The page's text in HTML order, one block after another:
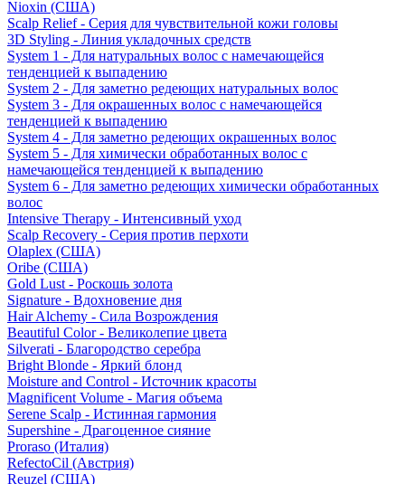
Nioxin (США)
Scalp Relief - Серия для чувствительной кожи головы
3D Styling - Линия укладочных средств
System 1 - Для натуральных волос с намечающейся
тенденцией к выпадению
System 2 - Для заметно редеющих натуральных волос
System 3 - Для окрашенных волос с намечающейся
тенденцией к выпадению
System 4 - Для заметно редеющих окрашенных волос
System 5 - Для химически обработанных волос с
намечающейся тенденцией к выпадению
System 6 - Для заметно редеющих химически обработанных
волос
Intensive Therapy - Интенсивный уход
Scalp Recovery - Серия против перхоти
Olaplex (США)
Oribe (США)
Gold Lust - Роскошь золота
Signature - Вдохновение дня
Hair Alchemy - Сила Возрождения
Beautiful Color - Великолепие цвета
Silverati - Благородство серебра
Bright Blonde - Яркий блонд
Moisture and Control - Источник красоты
Magnificent Volume - Магия объема
Serene Scalp - Истинная гармония
Supershine - Драгоценное сияние
Proraso (Италия)
RefectoCil (Австрия)
Reuzel (США)